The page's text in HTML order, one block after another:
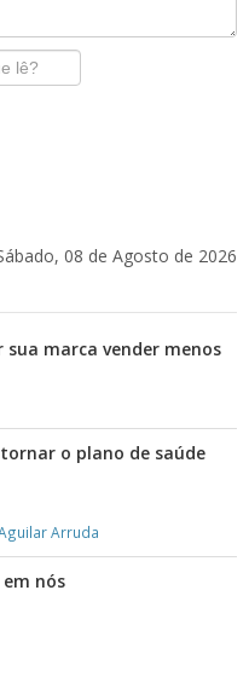
08 de Agosto de 2026
sua marca vender menos
o plano de saúde
Arruda
nós